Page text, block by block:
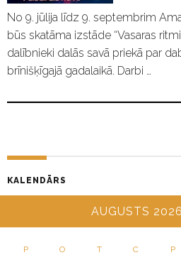
No 9. jūlija līdz 9. septembrim
būs skatāma izstāde “Vasaras
dalībnieki dalās savā priekā par
brīnišķīgajā gadalaikā. Darbi …
KALENDĀRS
AUGUSTS 2026
P O T C P